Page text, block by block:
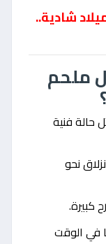
شادية..
ملحم
حالة فنية
نحو
كبيرة.
في الوقت